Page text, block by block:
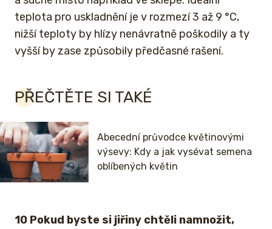
teplota pro uskladnění je v rozmezí 3 až 9 °C,
nižší teploty by hlízy nenávratně poškodily a ty
vyšší by zase způsobily předčasné rašení.
PŘEČTĚTE SI TAKÉ
Abecední průvodce květinovými
výsevy: Kdy a jak vysévat semena
oblíbených květin
10 Pokud byste si jiřiny chtěli namnožit,